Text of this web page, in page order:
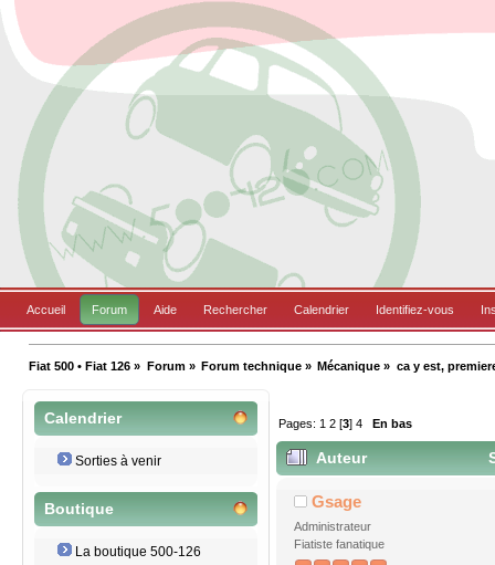
Accueil Forum Aide Rechercher Calendrier Identifiez-vous
Fiat 500 • Fiat 126 » Forum» Forum technique» Mécanique » ca y est,
Calendrier
Sorties à venir
Boutique
La boutique 500-126
Pages: 1 2 [3]4 En bas
Auteur
Gsage
Administrateur
Fiatiste fanatique